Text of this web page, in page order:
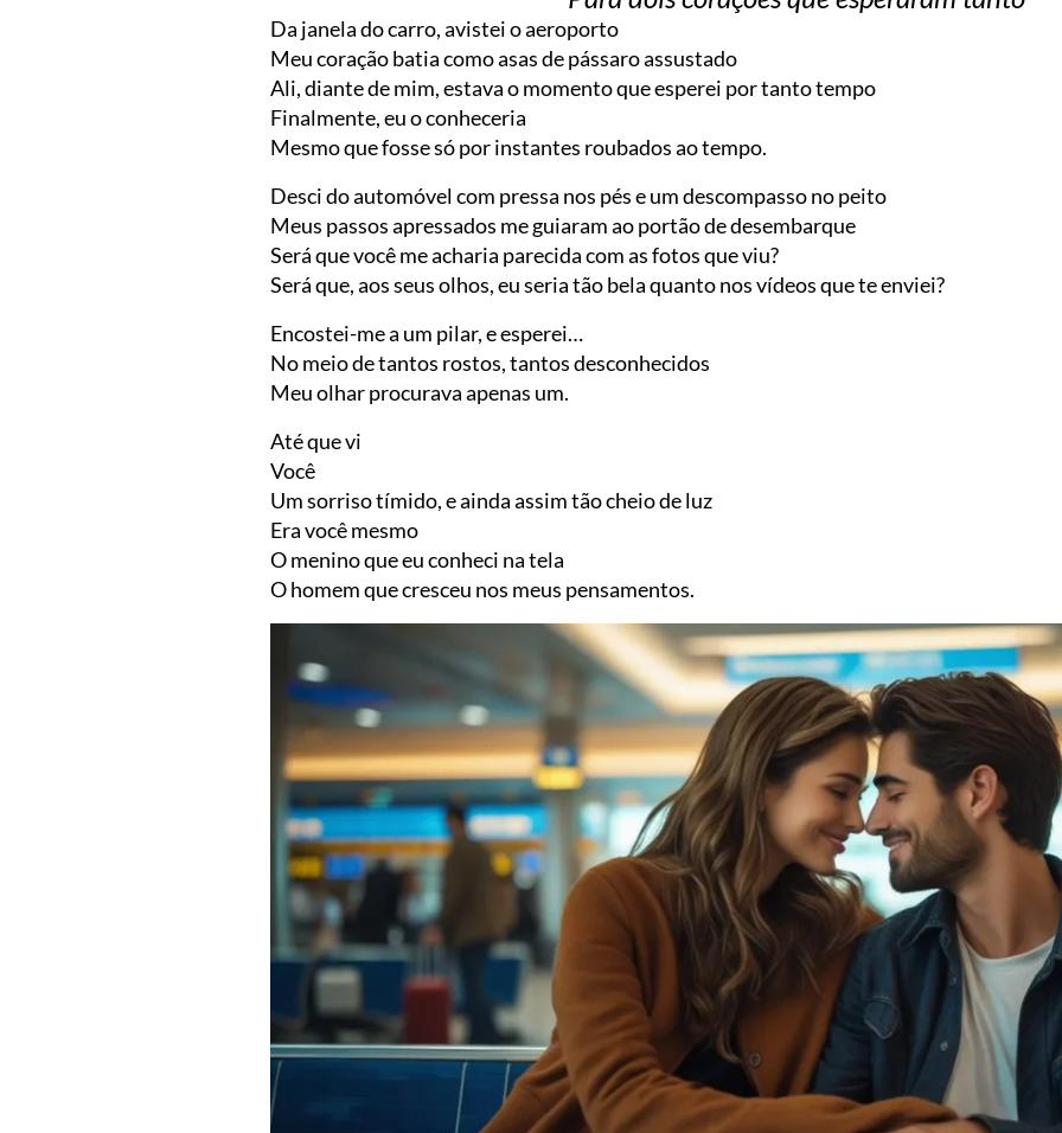
Da janela do carro, avistei o aeroporto
Meu coração batia como asas de pássaro assustado
Ali, diante de mim, estava o momento que esperei por tanto tempo
Finalmente, eu o conheceria
Mesmo que fosse só por instantes roubados ao tempo.
Desci do automóvel com pressa nos pés e um descompasso no peito
Meus passos apressados me guiaram ao portão de desembarque
Será que você me acharia parecida com as fotos que viu?
Será que, aos seus olhos, eu seria tão bela quanto nos vídeos que te enviei?
Encostei-me a um pilar, e esperei…
No meio de tantos rostos, tantos desconhecidos
Meu olhar procurava apenas um.
Até que vi
Você
Um sorriso tímido, e ainda assim tão cheio de luz
Era você mesmo
O menino que eu conheci na tela
O homem que cresceu nos meus pensamentos.